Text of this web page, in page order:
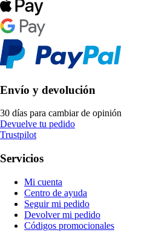
Envío y devolución
30 días para cambiar de opinión
Devuelve tu pedido
Trustpilot
Servicios
Mi cuenta
Centro de ayuda
Seguir mi pedido
Devolver mi pedido
Códigos promocionales